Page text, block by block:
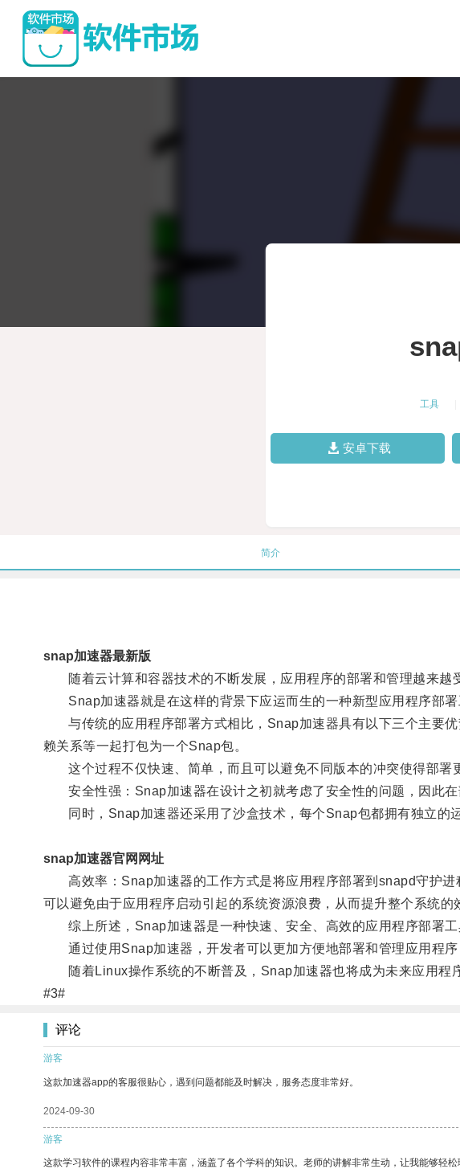
工具
安卓下载
简介
snap加速器最新版
随着云计算和容器技术的不断发展，应用程序的部署和管理越来越
Snap加速器就是在这样的背景下应运而生的一种新型应用程序部署
与传统的应用程序部署方式相比，Snap加速器具有以下三个主要优
赖关系等一起打包为一个Snap包。
这个过程不仅快速、简单，而且可以避免不同版本的冲突使得部署
安全性强：Snap加速器在设计之初就考虑了安全性的问题，因此在
同时，Snap加速器还采用了沙盒技术，每个Snap包都拥有独立的
snap加速器官网网址
高效率：Snap加速器的工作方式是将应用程序部署到snapd守护进
可以避免由于应用程序启动引起的系统资源浪费，从而提升整个系统的
综上所述，Snap加速器是一种快速、安全、高效的应用程序部署工
通过使用Snap加速器，开发者可以更加方便地部署和管理应用程序
随着Linux操作系统的不断普及，Snap加速器也将成为未来应用程序
#3#
评论
游客
这款加速器app的客服很贴心，遇到问题都能及时解决，服务态度非常好。
2024-09-30
游客
这款学习软件的课程内容非常丰富，涵盖了各个学科的知识。老师的讲解非常生动，让我能够轻松